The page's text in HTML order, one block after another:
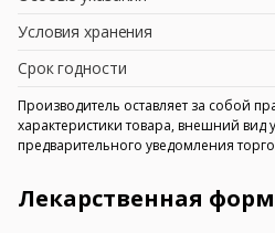
Условия хранения
Срок годности
Производитель оставляет за собой
характеристики товара, внешний вид
предварительного уведомления
Лекарственная